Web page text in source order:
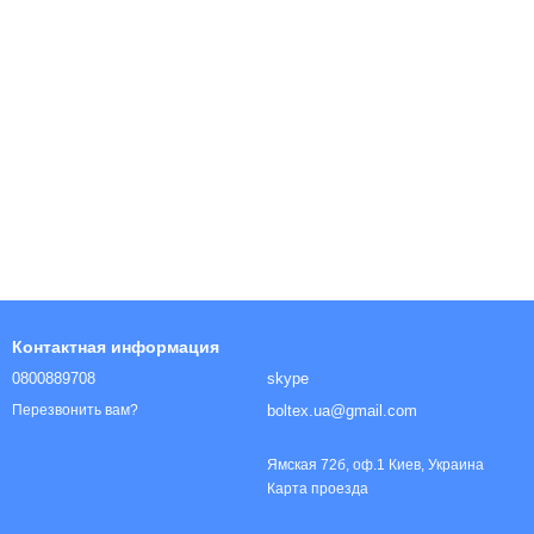
Контактная информация
0800889708
Перезвонить вам?
skype
boltex.ua@gmail.com
Ямская 72б, оф.1 Киев, Украина
Карта проезда